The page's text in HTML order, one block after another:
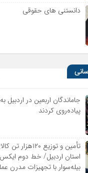
دانستنی های حقوقی
جاماندگان اربعین در اردبیل
پیاده‌روی کردند
تأمین و توزیع
استان اردبیل/ خط دوم
بیله‌سوار با تجهیزات مدرن